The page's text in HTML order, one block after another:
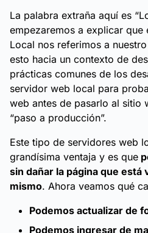
La palabra extraña aquí es
empezaremos a explicar que
Local nos referimos a
esto hacia un contexto de
prácticas comunes de los
servidor web local para
web antes de pasarlo al sitio
“paso a producción”.
Este tipo de servidores web
grandísima ventaja y es que
sin dañar la página que está
mismo. Ahora veamos qué
Podemos actualizar de
Podemos ingresar de